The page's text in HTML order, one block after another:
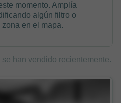
momento. Amplía
algún filtro o
en el mapa.
han vendido recientemente.